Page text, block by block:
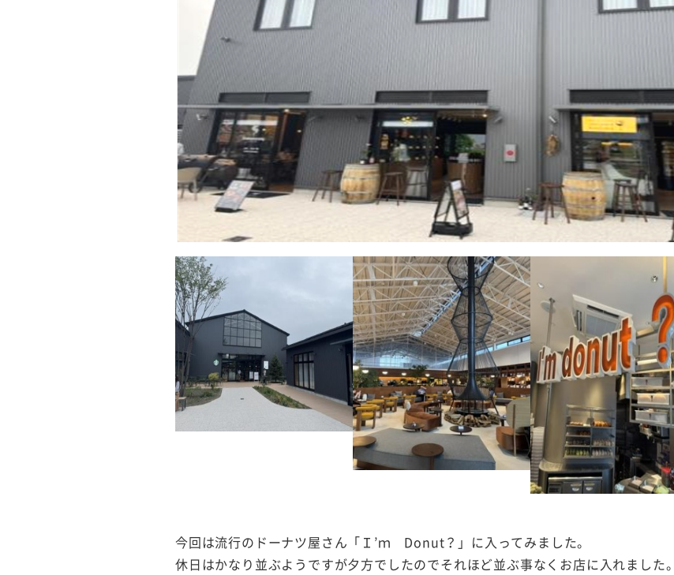
今回は流行のドーナツ屋さん「Ｉ’ｍ Donut？」に入ってみました。
休日はかなり並ぶようですが夕方でしたのでそれほど並ぶ事なくお店に入れました。